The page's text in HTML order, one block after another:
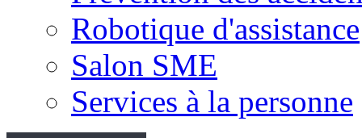
Robotique d'assistance
Salon SME
Services à la personne